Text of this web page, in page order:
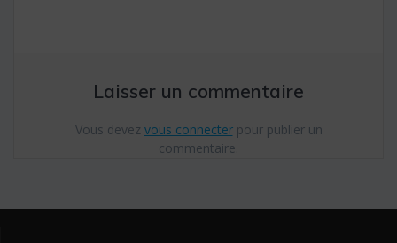
Laisser un commentaire
Vous devez vous connecterpour publier un
commentaire.